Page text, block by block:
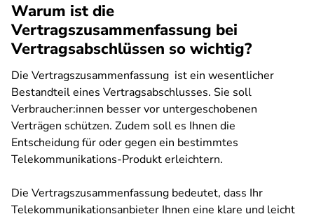
Warum ist die
Vertragszusammenfassung bei
Vertragsabschlüssen so wichtig?
Die Vertragszusammenfassung ist ein wesentlicher
Bestandteil eines Vertragsabschlusses. Sie soll
Verbraucher:innen besser vor untergeschobenen
Verträgen schützen. Zudem soll es Ihnen die
Entscheidung für oder gegen ein bestimmtes
Telekommunikations-Produkt erleichtern.
Die Vertragszusammenfassung bedeutet, dass Ihr
Telekommunikationsanbieter Ihnen eine klare und leicht